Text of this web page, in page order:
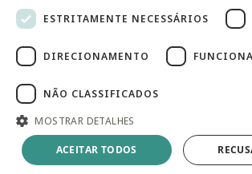
Produto Esgotado
Somos uma empresa certificada
© 2025 Westwing Comércio Varejista S.A
Av. Queiroz Filho, 1700 - Torre A 5° andar -
São Paulo
ESTRITAMENTE NECESSÁRIOS
DIRECIONAMENTO
NÃO CLASSIFICADOS
MOSTRAR DETALHES
ACEITAR TODOS